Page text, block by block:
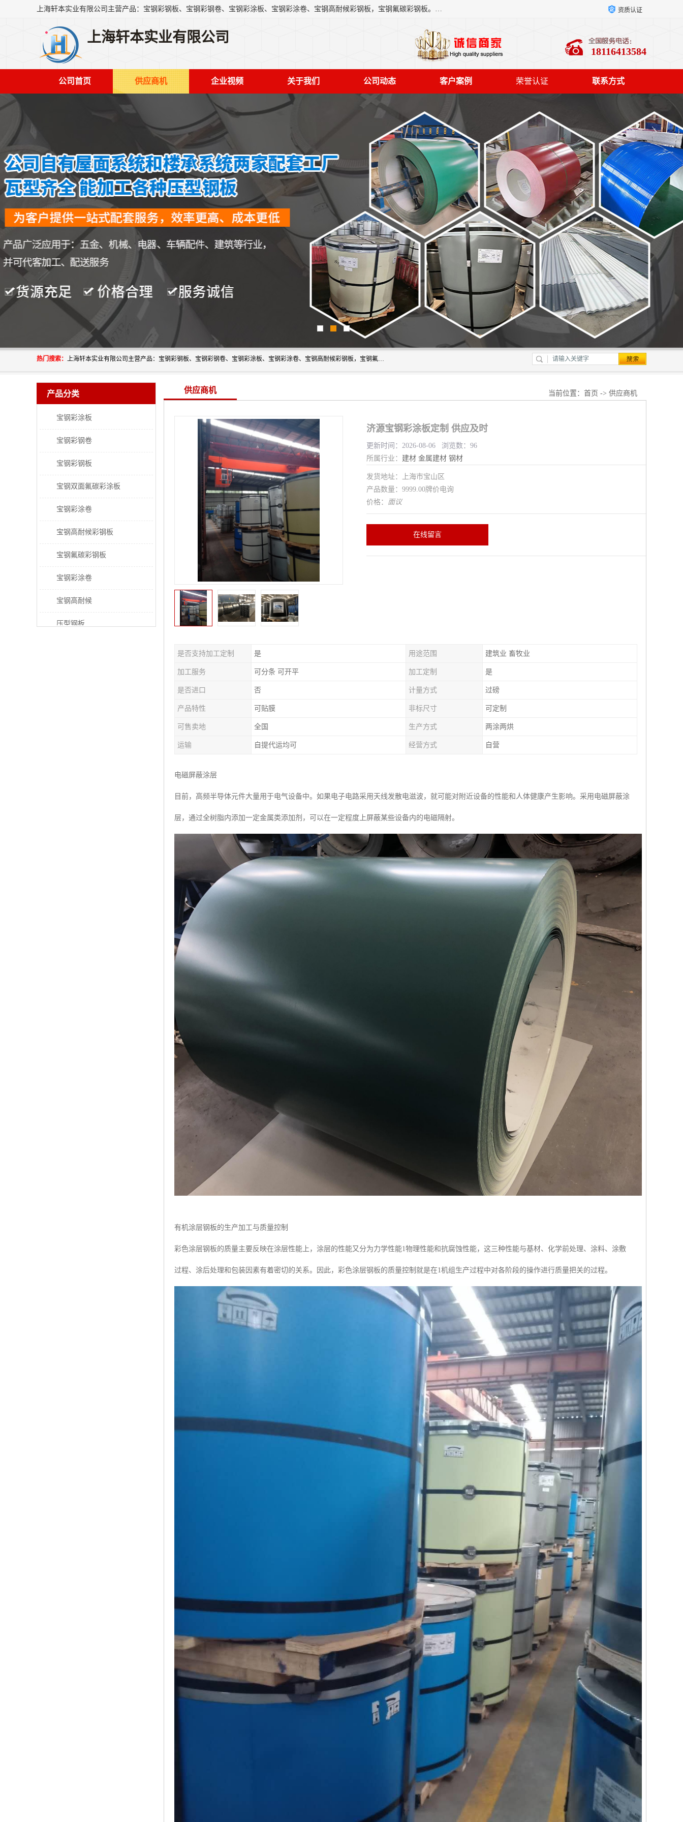
上海轩本实业有限公司主营产品：宝钢彩钢板、宝钢彩钢卷、宝钢彩涂板、宝钢彩涂卷、宝钢高耐候彩钢板，宝钢氟碳彩钢板。是一家集钢铁贸易，物流、加工为一体的产业全配套公司。 资质认证
上海轩本实业有限公司
18116413584
公司首页 供应商机 企业视频 关于我们 公司动态 客户案例 荣誉认证 联系方式
热门搜索： 上海轩本实业有限公司主营产品：宝钢彩钢板、宝钢彩钢卷、宝钢彩涂板、宝钢彩涂卷、宝钢高耐候彩钢板，宝钢氟碳彩钢板。是一家集钢铁贸易，物流、加工为一体的产业全配套公司。
产品分类
宝钢彩涂板
宝钢彩钢卷
宝钢彩钢板
宝钢双面氟碳彩涂板
宝钢彩涂卷
宝钢高耐候彩钢板
宝钢氟碳彩钢板
宝钢彩涂卷
宝钢高耐候
压型钢板
供应商机 当前位置： 首页 -> 供应商机
济源宝钢彩涂板定制 供应及时
更新时间：2026-08-06 浏览数：96
所属行业： 建材 金属建材 钢材
发货地址：上海市宝山区
产品数量：9999.00牌价电询
价格： 面议
在线留言
是否支持加工定制 是 用途范围 建筑业 畜牧业
加工服务 可分条 可开平 加工定制 是
是否进口 否 计量方式 过磅
产品特性 可贴膜 非标尺寸 可定制
可售卖地 全国 生产方式 两涂两烘
运输 自提代运均可 经营方式 自营
电磁屏蔽涂层
目前，高频半导体元件大量用于电气设备中。如果电子电路采用天线发散电滋波，就可能对附近设备的性能和人体健康产生影响。采用电磁屏蔽涂
层，通过全树脂内添加一定金属类添加剂，可以在一定程度上屏蔽某些设备内的电磁隔射。
有机涂层钢板的生产加工与质量控制
彩色涂层钢板的质量主要反映在涂层性能上，涂层的性能又分为力学性能1物理性能和抗腐蚀性能，这三种性能与基材、化学前处理、涂料、涂敷
过程、涂后处理和包装因素有着密切的关系。因此，彩色涂层钢板的质量控制就是在1机组生产过程中对各阶段的操作进行质量把关的过程。